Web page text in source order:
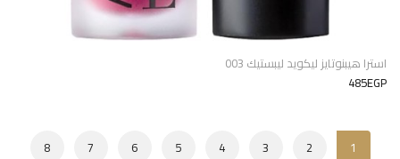
استرا هيبنوتايز ليكويد ليبستيك 003
485EGP
1
2
3
4
5
6
7
8